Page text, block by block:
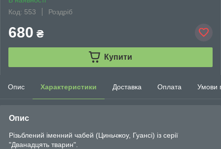
Код: 553
Роздріб
680 ₴
Купити
Опис Характеристики Доставка Оплата Умови
Опис
Різьблений іменний чабей (Циньчжоу, Гуансі) із серії
"Дванадцять тварин".